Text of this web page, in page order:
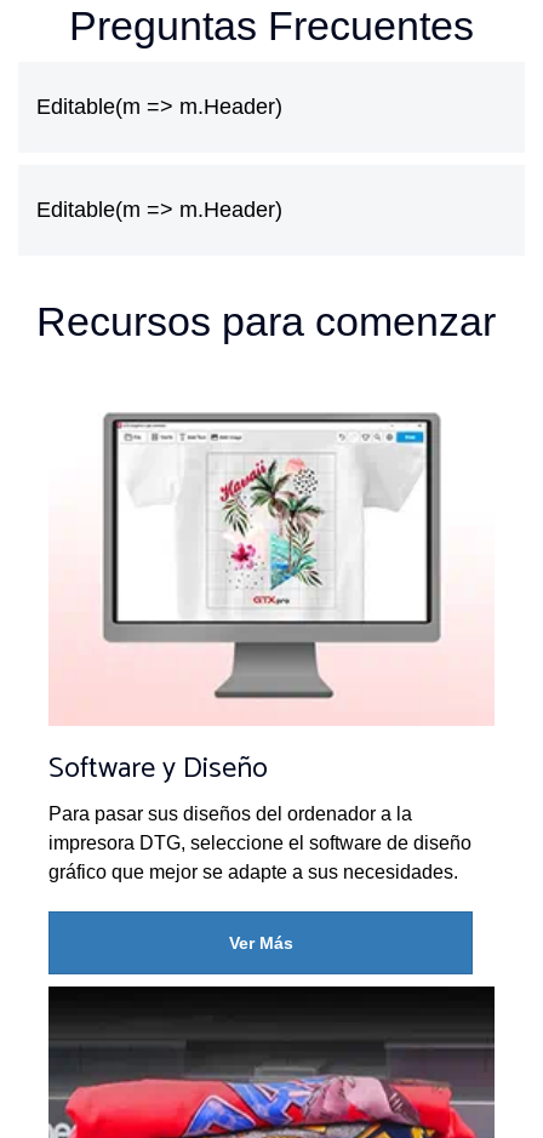
Preguntas Frecuentes
Editable(m => m.Header)
Editable(m => m.Header)
Recursos para comenzar
Software y Diseño
Para pasar sus diseños del ordenador a la
impresora DTG, seleccione el software de diseño
gráfico que mejor se adapte a sus necesidades.
Ver Más